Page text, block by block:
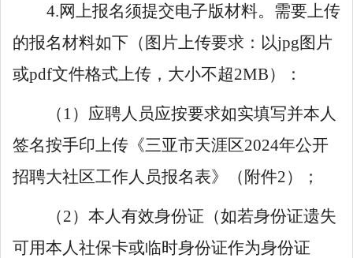
4.网上报名须提交电子版材料。需要上传
的报名材料如下（图片上传要求：以jpg图片
或pdf文件格式上传，大小不超2MB） ：
（ 1 ） 应聘人员应按要求如实填写并本人
签名按手印上传 《三亚市天涯区2024年公开
招聘大社区工作人员报名表》 （附件2）；
（2） 本人有效身份证（如若身份证遗失
可用本人社保卡或临时身份证作为身份证